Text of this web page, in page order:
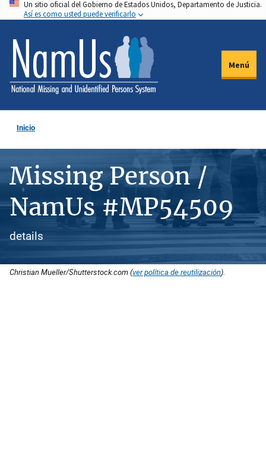
Pasar
al
contenido
principal
Un sitio oficial del Gobierno de Estados Unidos, Departamento de Justicia.
Así es como usted puede verificarlo
Menú
Inicio
Missing Person /
NamUs #MP54509
details
Christian Mueller/Shutterstock.com (ver política de reutilización).